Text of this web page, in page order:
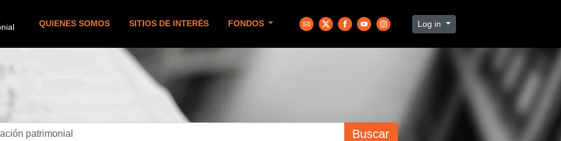
QUIENES SOMOS SITIOS DE INTERÉS FONDOS Log in
Buscar